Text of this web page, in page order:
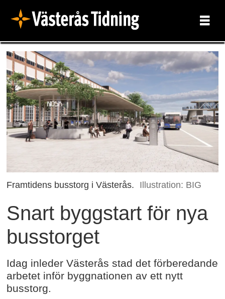
Framtidens busstorg i Västerås. Illustration: BIG
Snart byggstart för nya
busstorget
Idag inleder Västerås stad det förberedande
arbetet inför byggnationen av ett nytt
busstorg.